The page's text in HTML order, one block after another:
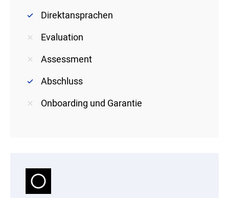
Direktansprachen
Evaluation
Assessment
Abschluss
Onboarding und Garantie